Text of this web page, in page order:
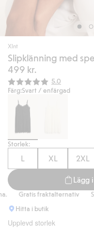
Xlnt
Slipklänning med
499 kr.
Snittbetyg:
5.0
Färg:Svart / enfärgad
Storlek:
L XL 2XL
Lägg
Gratis fraktalternativ
Hitta i butik
Upplevd storlek